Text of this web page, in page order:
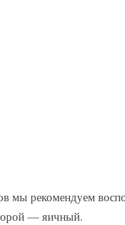
мы рекомендуем
— яичный.